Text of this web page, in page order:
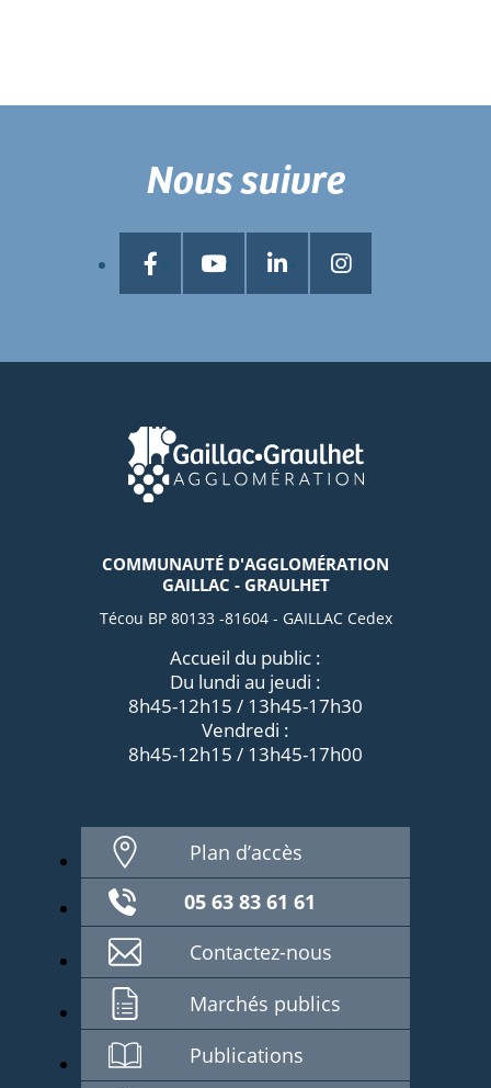
COMMUNAUTÉ D'AGGLOMÉRATION
GAILLAC - GRAULHET
Técou BP 80133 -81604 - GAILLAC Cedex
Accueil du public :
Du lundi au jeudi :
8h45-12h15 / 13h45-17h30
Vendredi :
8h45-12h15 / 13h45-17h00
Plan d’accès
05 63 83 61 61
Contactez-nous
Marchés publics
Publications
Nous suivre